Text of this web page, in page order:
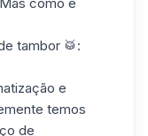
tambor 🥁:
e
temos
de